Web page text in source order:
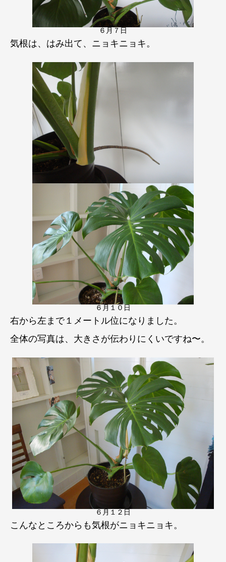
６月７日
気根は、はみ出て、ニョキニョキ。
６月１０日
右から左まで１メートル位になりました。
全体の写真は、大きさが伝わりにくいですね〜。
６月１２日
こんなところからも気根がニョキニョキ。